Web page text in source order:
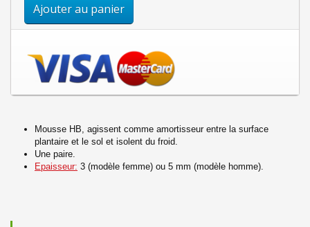
Ajouter au panier
Mousse HB, agissent comme amortisseur entre la surface
plantaire et le sol et isolent du froid.
Une paire.
Epaisseur: 3 (modèle femme) ou 5 mm (modèle homme).